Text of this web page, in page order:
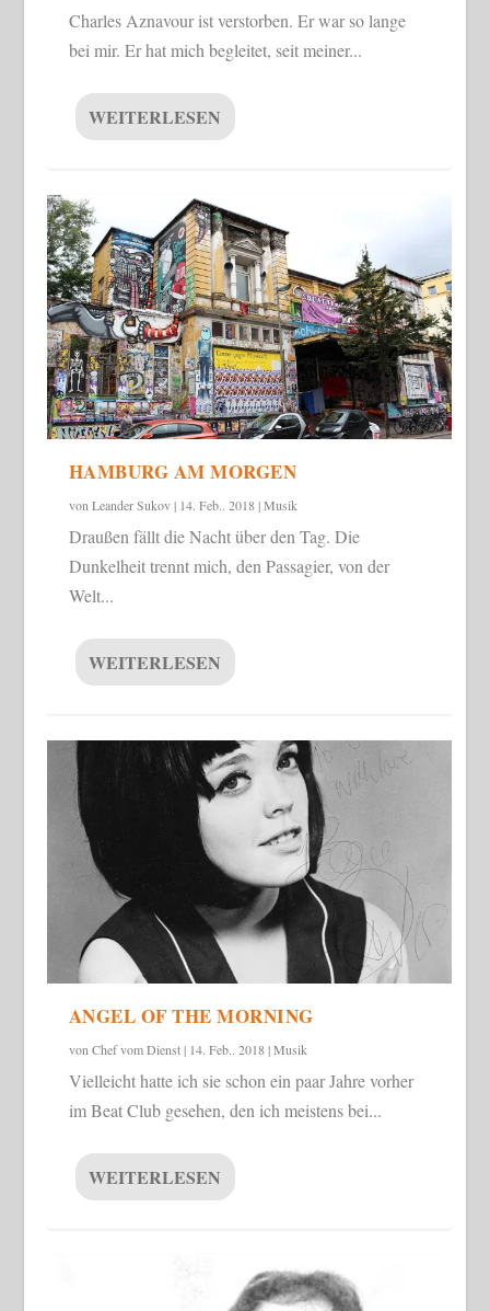
Charles Aznavour ist verstorben. Er war so lange
bei mir. Er hat mich begleitet, seit meiner...
WEITERLESEN
HAMBURG AM MORGEN
von Leander Sukov| 14. Feb.. 2018|Musik
Draußen fällt die Nacht über den Tag. Die
Dunkelheit trennt mich, den Passagier, von der
Welt...
WEITERLESEN
ANGEL OF THE MORNING
von Chef vom Dienst| 14. Feb.. 2018|Musik
Vielleicht hatte ich sie schon ein paar Jahre vorher
im Beat Club gesehen, den ich meistens bei...
WEITERLESEN